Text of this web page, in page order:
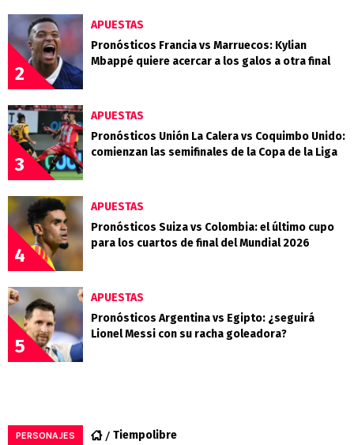
2
APUESTAS
Pronósticos Francia vs Marruecos: Kylian
Mbappé quiere acercar a los galos a otra final
3
APUESTAS
Pronósticos Unión La Calera vs Coquimbo Unido:
comienzan las semifinales de la Copa de la Liga
4
APUESTAS
Pronósticos Suiza vs Colombia: el último cupo
para los cuartos de final del Mundial 2026
5
APUESTAS
Pronósticos Argentina vs Egipto: ¿seguirá
Lionel Messi con su racha goleadora?
PERSONAJES Tiempolibre